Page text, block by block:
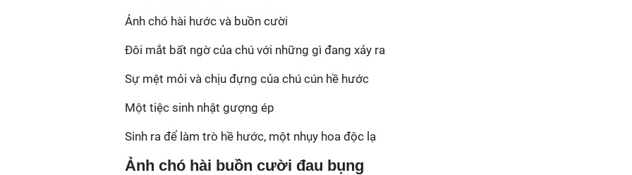
Ảnh chó hài hước và buồn cười
Đôi mắt bất ngờ của chú với những gì đang xảy ra
Sự mệt mỏi và chịu đựng của chú cún hề hước
Một tiệc sinh nhật gượng ép
Sinh ra để làm trò hề hước, một nhụy hoa độc lạ
Ảnh chó hài buồn cười đau bụng